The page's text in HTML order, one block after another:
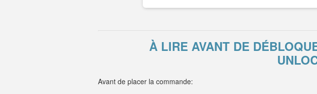
À LIRE AVANT DE
Avant de placer la commande: